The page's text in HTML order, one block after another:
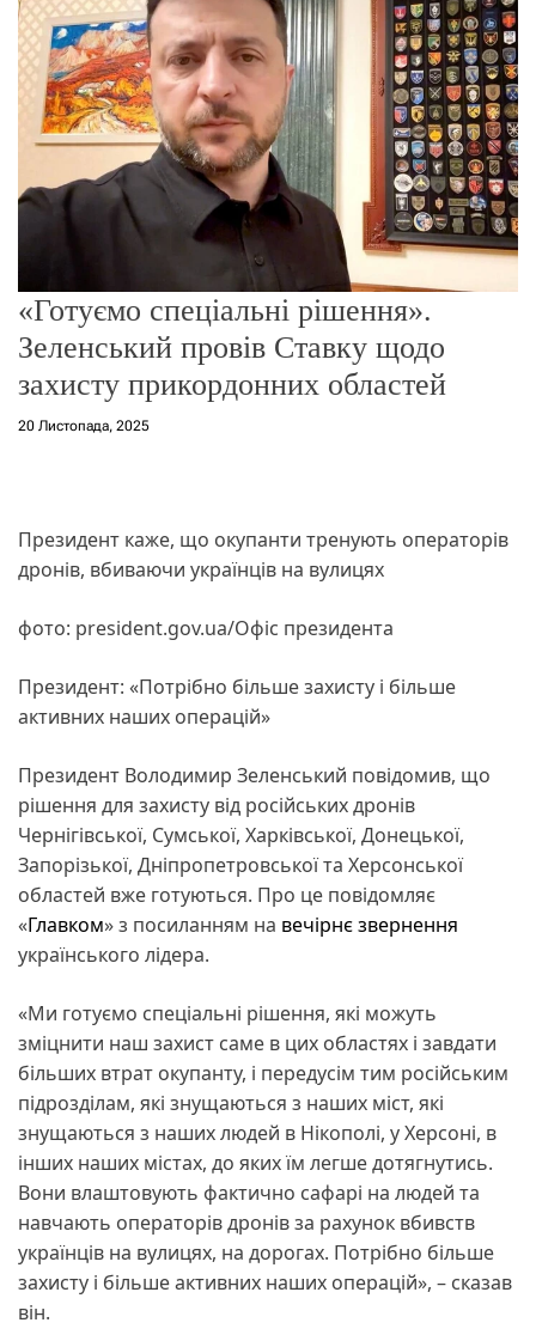
о
р
е
ж
и
м
у
«Готуємо спеціальні рішення».
Зеленський провів Ставку щодо
захисту прикордонних областей
20 Листопада, 2025
Президент каже, що окупанти тренують операторів
дронів, вбиваючи українців на вулицях
фото: president.gov.ua/Офіс президента
Президент: «Потрібно більше захисту і більше
активних наших операцій»
Президент Володимир Зеленський повідомив, що
рішення для захисту від російських дронів
Чернігівської, Сумської, Харківської, Донецької,
Запорізької, Дніпропетровської та Херсонської
областей вже готуються. Про це повідомляє
«Главком» з посиланням на вечірнє звернення
українського лідера.
«Ми готуємо спеціальні рішення, які можуть
зміцнити наш захист саме в цих областях і завдати
більших втрат окупанту, і передусім тим російським
підрозділам, які знущаються з наших міст, які
знущаються з наших людей в Нікополі, у Херсоні, в
інших наших містах, до яких їм легше дотягнутись.
Вони влаштовують фактично сафарі на людей та
навчають операторів дронів за рахунок вбивств
українців на вулицях, на дорогах. Потрібно більше
захисту і більше активних наших операцій», – сказав
він.